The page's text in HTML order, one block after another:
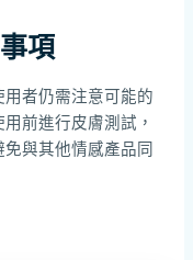
項
者仍需注意可能的
前進行皮膚測試，
與其他情感產品同